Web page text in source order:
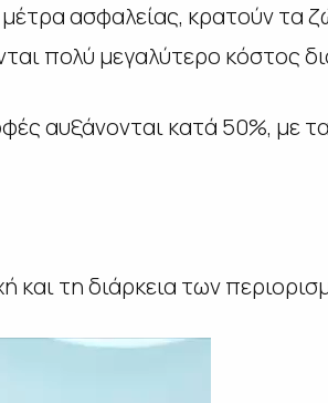
ασφαλείας, κρατούν τα
πολύ μεγαλύτερο κόστος
αυξάνονται κατά 50%, με
και τη διάρκεια των